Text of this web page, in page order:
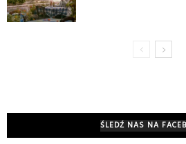
ŚLEDŹ NAS NA